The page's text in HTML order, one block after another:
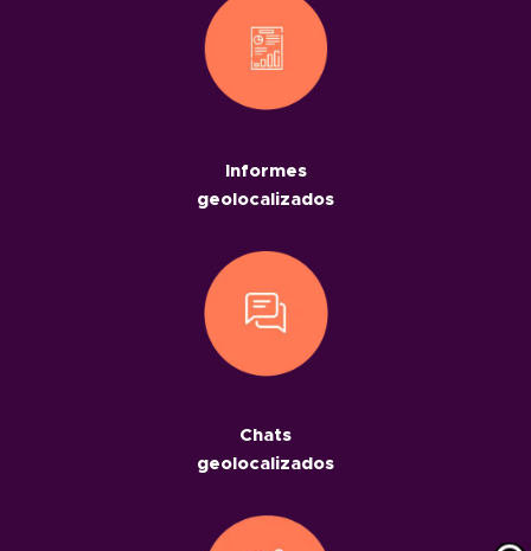
Informes
geolocalizados
Chats
geolocalizados